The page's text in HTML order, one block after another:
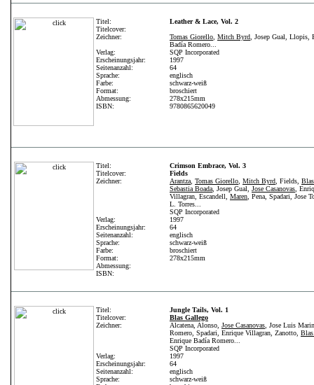
Titel:
Titelcover:
Zeichner:
Verlag:
Erscheinungsjahr:
Seitenanzahl:
Sprache:
Farbe:
Format:
Abmessung:
ISBN:
Leather & Lace, Vol. 2
Tomas Giorello Mitch Byrd , Josep Gual, Llopis,
Badía Romero...
SQP Incorporated
1997
64
englisch
schwarz-weiß
broschiert
278x215mm
9780865620049
Titel:
Titelcover:
Zeichner:
Verlag:
Erscheinungsjahr:
Seitenanzahl:
Sprache:
Farbe:
Format:
Abmessung:
ISBN:
Crimson Embrace, Vol. 3
Fields
Arantza Tomas Giorello Mitch Byrd , Fields,
Sebastia Boada , Josep Gual, Jose Casanovas ,
Villagran, Escandell, Maren , Pena, Spadari, Jose
L. Torres...
SQP Incorporated
1997
64
englisch
schwarz-weiß
broschiert
278x215mm
Titel:
Titelcover:
Zeichner:
Verlag:
Erscheinungsjahr:
Seitenanzahl:
Sprache:
Jungle Tails, Vol. 1
Blas Gallego
Alcatena, Alonso, Jose Casanovas , Jose Luis
Romero, Spadari, Enrique Villagran, Zanotto,
Enrique Badía Romero...
SQP Incorporated
1997
64
englisch
schwarz-weiß